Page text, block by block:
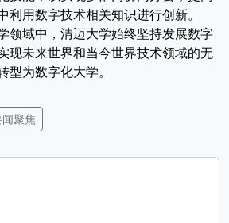
利用数字技术相关知识进行创新。
领域中，清迈大学始终坚持发展数字
现未来世界和当今世界技术领域的无
为数字化大学。
聚焦